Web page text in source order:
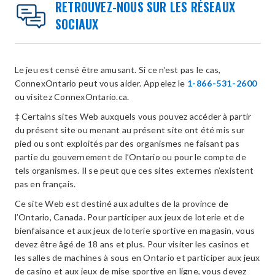
RETROUVEZ-NOUS SUR LES RÉSEAUX
SOCIAUX
Le jeu est censé être amusant. Si ce n’est pas le cas,
ConnexOntario peut vous aider. Appelez le 1-866-531-2600
ou visitez ConnexOntario.ca.
‡ Certains sites Web auxquels vous pouvez accéder à partir
du présent site ou menant au présent site ont été mis sur
pied ou sont exploités par des organismes ne faisant pas
partie du gouvernement de l’Ontario ou pour le compte de
tels organismes. Il se peut que ces sites externes n’existent
pas en français.
Ce site Web est destiné aux adultes de la province de
l’Ontario, Canada. Pour participer aux jeux de loterie et de
bienfaisance et aux jeux de loterie sportive en magasin, vous
devez être âgé de 18 ans et plus. Pour visiter les casinos et
les salles de machines à sous en Ontario et participer aux jeux
de casino et aux jeux de mise sportive en ligne, vous devez